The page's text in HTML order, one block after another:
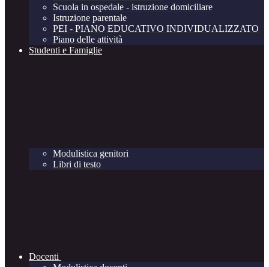
Scuola in ospedale - istruzione domiciliare
Istruzione parentale
PEI - PIANO EDUCATIVO INDIVIDUALIZZATO
Piano delle attività
Studenti e Famiglie
Modulistica genitori
Libri di testo
Docenti